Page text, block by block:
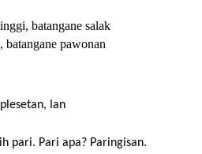
batangane salak
pawonan
lan
pari. Pari apa? Paringisan.